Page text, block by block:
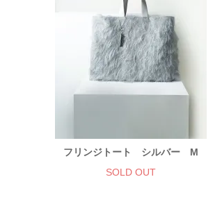
フリンジトート シルバー M
SOLD OUT